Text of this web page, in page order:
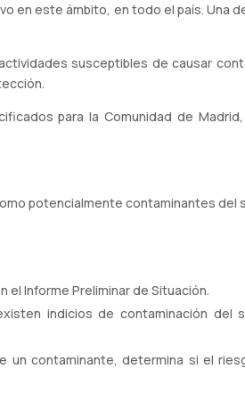
en este ámbito, en todo el país. Una
susceptibles de causar
para la Comunidad de
potencialmente contaminantes del
Informe Preliminar de Situación.
indicios de contaminación del
contaminante, determina si el